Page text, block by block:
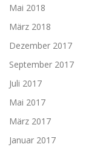
Mai 2018
März 2018
Dezember 2017
September 2017
Juli 2017
Mai 2017
März 2017
Januar 2017